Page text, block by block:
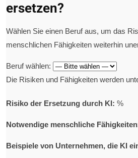
ersetzen?
Wählen Sie einen Beruf aus, um das
menschlichen Fähigkeiten weiterhin
Beruf wählen:
Die Risiken und Fähigkeiten werden
Risiko der Ersetzung durch KI: %
Notwendige menschliche
Beispiele von Unternehmen, die KI